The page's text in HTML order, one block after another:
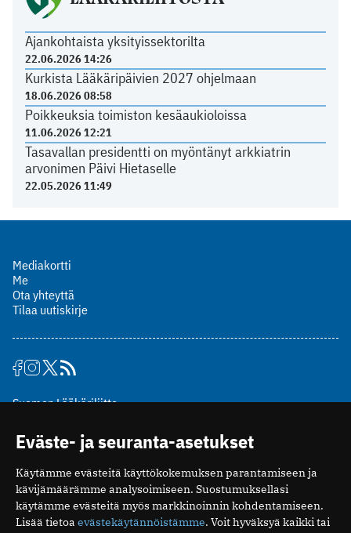
Ajankohtaista yksityissektorilta
22.06.2026 14:26
Kurkista Lääkäripäivien 2027 ohjelmaan
18.06.2026 08:58
Poikkeuksia toimiston kesäaukioloissa
11.06.2026 12:21
Tasavallan presidentti on myöntänyt arkkiatrin
arvonimen Päivi Hietaselle
22.05.2026 11:49
Mediakortti
Me
Ota yhteyttä
Tilaa uutiskirje
Suomen Lääkäriliitto
00510 Helsinki
puh. (09) 393 091
toimitus@potilaanlaakarilehti.fi
ISSN 2323-9476
Eväste- ja seuranta-asetukset
Käytämme evästeitä käyttökokemuksen parantamiseen ja
kävijämäärämme analysoimiseen. Suostumuksellasi
käytämme evästeitä myös markkinoinnin kohdentamiseen.
Lisää tietoa evästekäytännöistämme. Voit hyväksyä kaikki tai